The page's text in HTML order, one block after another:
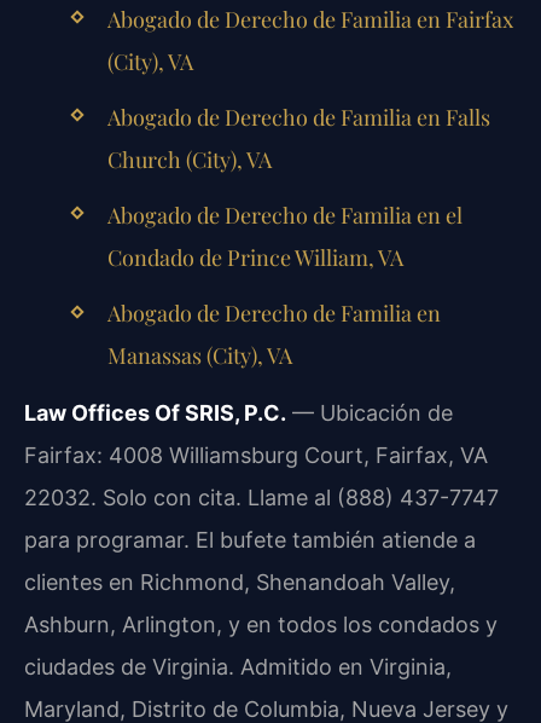
Abogado de Derecho de Familia en Fairfax
(City), VA
Abogado de Derecho de Familia en Falls
Church (City), VA
Abogado de Derecho de Familia en el
Condado de Prince William, VA
Abogado de Derecho de Familia en
Manassas (City), VA
Law Offices Of SRIS, P.C. — Ubicación de
Fairfax: 4008 Williamsburg Court, Fairfax, VA
22032. Solo con cita. Llame al (888) 437-7747
para programar. El bufete también atiende a
clientes en Richmond, Shenandoah Valley,
Ashburn, Arlington, y en todos los condados y
ciudades de Virginia. Admitido en Virginia,
Maryland, Distrito de Columbia, Nueva Jersey y